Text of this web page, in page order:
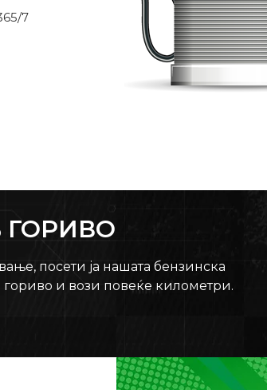
7
ГОРИВО
посети ја нашата бензинска
гориво и вози повеќе километри.